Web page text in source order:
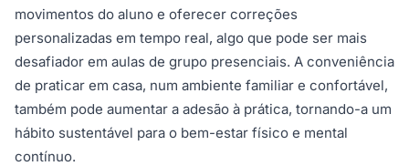
movimentos do aluno e oferecer correções
personalizadas em tempo real, algo que pode ser mais
desafiador em aulas de grupo presenciais. A conveniência
de praticar em casa, num ambiente familiar e confortável,
também pode aumentar a adesão à prática, tornando-a um
hábito sustentável para o bem-estar físico e mental
contínuo.